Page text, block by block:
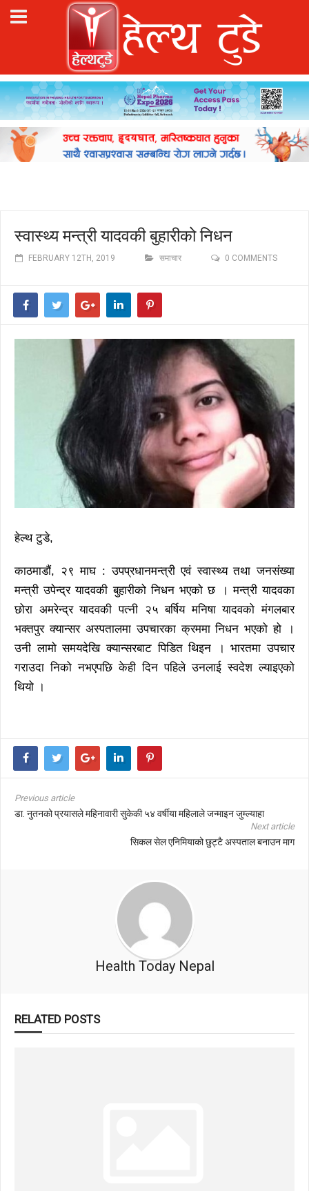
स्वास्थ्य मन्त्री यादवकी बुहारीको निधन
FEBRUARY 12TH, 2019 समाचार 0 COMMENTS
हेल्थ टुडे,
काठमाडौं, २९ माघ : उपप्रधानमन्त्री एवं स्वास्थ्य तथा जनसंख्या
मन्त्री उपेन्द्र यादवकी बुहारीको निधन भएको छ । मन्त्री यादवका
छोरा अमरेन्द्र यादवकी पत्नी २५ बर्षिय मनिषा यादवको मंगलबार
भक्तपुर क्यान्सर अस्पतालमा उपचारका क्रममा निधन भएको हो ।
उनी लामो समयदेखि क्यान्सरबाट पिडित थिइन । भारतमा उपचार
गराउदा निको नभएपछि केही दिन पहिले उनलाई स्वदेश ल्याइएको
थियो ।
Previous article
डा. नुतनको प्रयासले महिनावारी सुकेकी ५४ वर्षीया महिलाले जन्माइन जुम्ल्याहा
Next article
सिकल सेल एनिमियाको छुट्टै अस्पताल बनाउन माग
Health Today Nepal
RELATED POSTS